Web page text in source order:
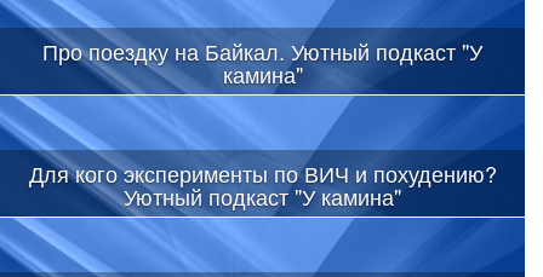
Про поездку на Байкал. Уютный подкаст "У
камина"
Для кого эксперименты по ВИЧ и похудению?
Уютный подкаст "У камина"